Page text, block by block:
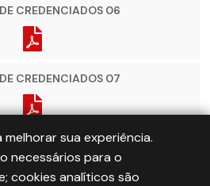
CREDENCIADOS 06
CREDENCIADOS 07
DE CREDENCIADOS
melhorar sua experiência.
necessários para o
cookies analíticos são